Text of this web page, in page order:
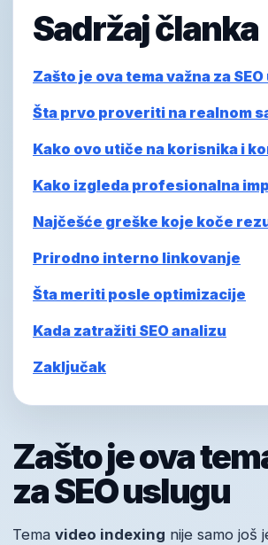
Sadržaj članka
Zašto je ova tema važna za
Šta prvo proveriti na realnom
Kako ovo utiče na korisnika i
Kako izgleda profesionalna
Najčešće greške koje koče
Prirodno interno linkovanje
Šta meriti posle optimizacije
Kada zatražiti SEO analizu
Zaključak
Zašto je ova
za SEO uslugu
Tema video indexing nije samo još